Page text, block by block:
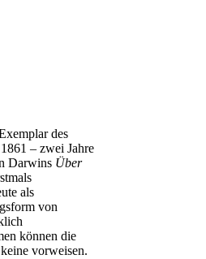
des
– zwei Jahre
Darwins Über
als
von
können die
vorweisen.